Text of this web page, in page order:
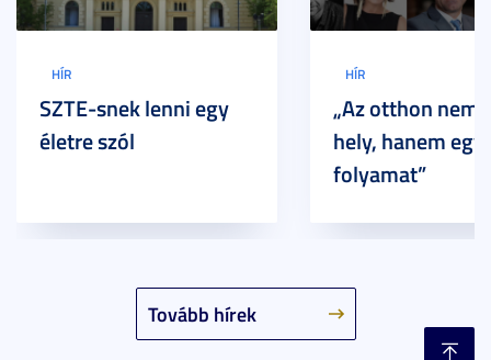
Tovább hírek
HÍR
SZTE-snek lenni egy
életre szól
HÍR
„Az otthon nem
hely, hanem egy
folyamat”